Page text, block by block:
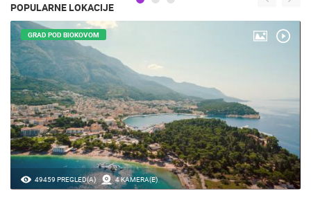
POPULARNE LOKACIJE
49459 PREGLED(A) 4 KAMERA(E)
GRAD POD BIOKOVOM